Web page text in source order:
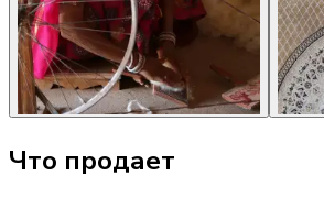
Что продает